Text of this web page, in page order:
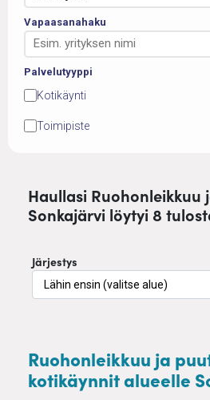
Vapaasanahaku
Palvelutyyppi
Kotikäynti
Toimipiste
Haullasi
Sonkajärvi löytyi 8
Järjestys
Ruohonleikkuu ja
kotikäynnit alueelle